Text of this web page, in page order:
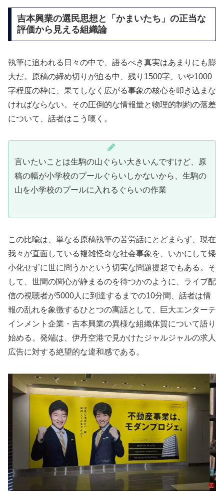
吉本興業の選民思想と「かまいたち」の正当な
評価から見える組織論
執筆に追われる日々の中で、語るべき真実はあまりにも膨
大だ。原稿の締め切りが迫る中、残り1500字、いや1000
字程度の枠に、果てしなく広がる事象の核心を叩き込まな
ければならない。その圧倒的な情報量と物理的制約の落差
について、話者はこう嘆く。
言いたいことは生駒の山ぐらい大きいんですけど、原
稿の幅が小学校のプールぐらいしかないから、生駒の
山を小学校のプールに入れるぐらいの作業
この比喩は、単なる原稿執筆の苦労話にとどまらず、現在
我々が直面している複雑怪奇な社会事象を、いかにして矮
小化せずに世に問うかという切実な問題提起でもある。そ
して、世間の関心が静まるのを待つかのように、ライブ配
信の視聴者が5000人に到達するまでの10分間、話者は情
報の乱れを象徴するひとつの寓話として、巨大エンターテ
インメント企業・吉本興業の異様な組織体質について語り
始める。発端は、伊丹空港で見かけたジャルジャルの求人
広告に対する絶望的な違和感である。